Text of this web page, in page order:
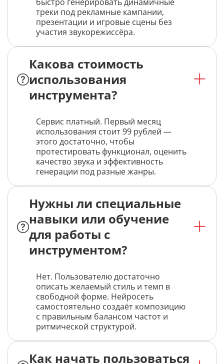
треки под рекламные кампании,
презентации и игровые сцены без
участия звукорежиссёра.
Какова стоимость
использования
инструмента?
Сервис платный. Первый месяц
использования стоит 99 рублей —
этого достаточно, чтобы
протестировать функционал, оценить
качество звука и эффективность
генерации под разные жанры.
Нужны ли специальные
навыки или обучение
для работы с
инструментом?
Нет. Пользователю достаточно
описать желаемый стиль и темп в
свободной форме. Нейросеть
самостоятельно создаёт композицию
с правильным балансом частот и
ритмической структурой.
Как начать пользоваться